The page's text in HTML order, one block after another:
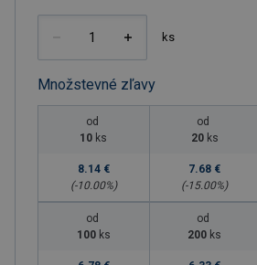
ks
Množstevné zľavy
od
10 ks
8.14 €
(-10.00%)
od
20 ks
7.68 €
(-15.00%)
od
100 ks
od
200 ks